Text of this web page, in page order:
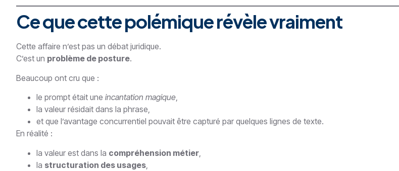
Ce que cette polémique révèle vraiment
Cette affaire n’est pas un débat juridique.
C’est un problème de posture.
Beaucoup ont cru que :
le prompt était une incantation magique,
la valeur résidait dans la phrase,
et que l’avantage concurrentiel pouvait être capturé par quelques lignes de texte.
En réalité :
la valeur est dans la compréhension métier
la structuration des usages